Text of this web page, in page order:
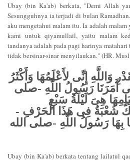
Ubay (bin Ka'ab) berkata, "Demi Allah
Sesungguhnya ia terjadi di bulan
aku mengetahui malam itu. Ia adalah
kami untuk qiyamullail, yaitu malam
tandanya adalah pada pagi harinya
tidak bersinar-sinar menyilaukan." (HR.
وَاللَّهِ إِنِّى لأَعْلَمُهَا وَأَكْثَرُ
أَمَرَنَا رَسُولُ اللَّهِ -صلى
هِىَ لَيْلَةُ سَبْعٍ
شُعْبَةُ فِى هَذَا الْحَرْفِ -
بِهَا رَسُولُ اللَّهِ -صلى الله
Ubay (bin Ka'ab) berkata tentang lailatul